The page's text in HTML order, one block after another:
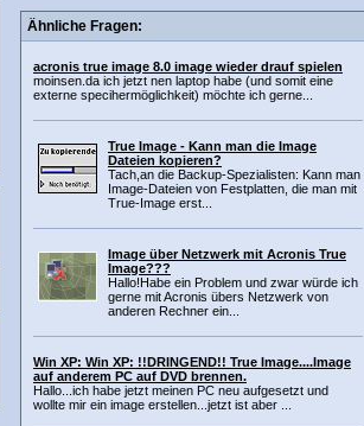
Ähnliche Fragen:
acronis true image 8.0 image wieder drauf spielen
moinsen.da ich jetzt nen laptop habe (und somit eine
externe specihermöglichkeit) möchte ich gerne...
True Image - Kann man die Image
Dateien kopieren?
Tach,an die Backup-Spezialisten: Kann man
Image-Dateien von Festplatten, die man mit
True-Image erst...
Image über Netzwerk mit Acronis True
Image???
Hallo!Habe ein Problem und zwar würde ich
gerne mit Acronis übers Netzwerk von
anderen Rechner ein...
Win XP: Win XP: !!DRINGEND!! True Image....Image
auf anderem PC auf DVD brennen.
Hallo...ich habe jetzt meinen PC neu aufgesetzt und
wollte mir ein image erstellen...jetzt ist aber ...